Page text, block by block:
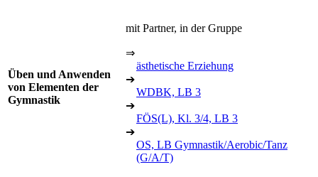
Üben und Anwenden
von Elementen der
Gymnastik
mit Partner, in der Gruppe
⇒
ästhetische Erziehung
➔
WDBK, LB 3
➔
FÖS(L), Kl. 3/4, LB 3
➔
OS, LB Gymnastik/Aerobic/Tanz
(G/A/T)